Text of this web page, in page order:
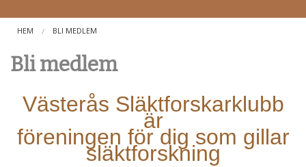
HEM BLI MEDLEM
Bli medlem
Västerås Släktforskarklubb
är
föreningen för dig som gillar
släktforskning